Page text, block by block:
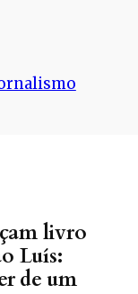
livro
Luís:
de um